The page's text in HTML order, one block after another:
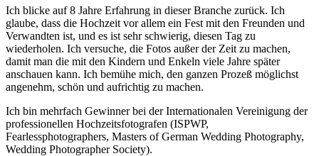
Ich blicke auf 8 Jahre Erfahrung in dieser Branche zurück. Ich
glaube, dass die Hochzeit vor allem ein Fest mit den Freunden und
Verwandten ist, und es ist sehr schwierig, diesen Tag zu
wiederholen. Ich versuche, die Fotos außer der Zeit zu machen,
damit man die mit den Kindern und Enkeln viele Jahre später
anschauen kann. Ich bemühe mich, den ganzen Prozeß möglichst
angenehm, schön und aufrichtig zu machen.
Ich bin mehrfach Gewinner bei der Internationalen Vereinigung der
professionellen Hochzeitsfotografen (ISPWP,
Fearlessphotographers, Masters of German Wedding Photography,
Wedding Photographer Society).